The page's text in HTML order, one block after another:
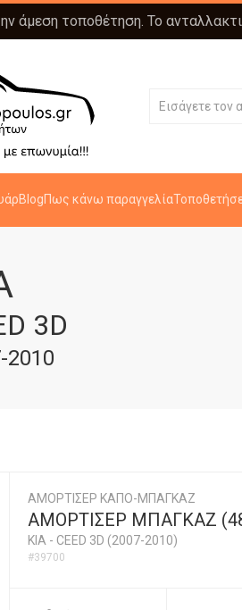
άμεση τοποθέτηση. Το
BlogΠως κάνω παραγγελία
3D
2010
ΑΜΟΡΤΙΣΕΡ ΚΑΠΟ-ΜΠΑΓΚΑΖ
ΑΜΟΡΤΙΣΕΡ ΜΠΑΓΚΑΖ
KIA - CEED 3D (2007-2010)
#39700